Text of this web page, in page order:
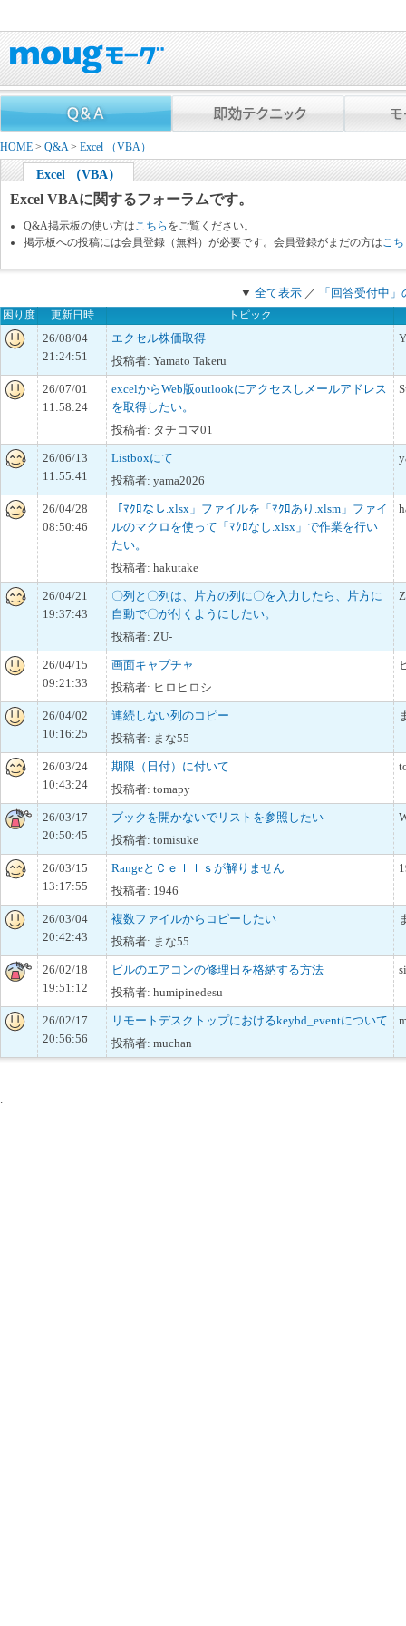
HOME > Q&A> Excel （VBA）
Excel （VBA）
Excel VBAに関するフォーラムです。
Q&A掲示板の使い方は こちら をご覧ください。
掲示板への投稿には会員登録（無料）が必要です。会員登録がまだの方は こ
▼ 全て表示 ／ 「回答受付中
困り度 更新日時 トピック
26/08/04
21:24:51
エクセル株価取得
投稿者: Yamato Takeru
26/07/01
11:58:24
excelからWeb版outlookにアクセスしメールアドレス
を取得したい。
投稿者: タチコマ01
26/06/13
11:55:41
Listboxにて
投稿者: yama2026
26/04/28
08:50:46
「ﾏｸﾛなし.xlsx」ファイルを「ﾏｸﾛあり.xlsm」ファイ
ルのマクロを使って「ﾏｸﾛなし.xlsx」で作業を行い
たい。
投稿者: hakutake
26/04/21
19:37:43
〇列と〇列は、片方の列に〇を入力したら、片方に
自動で〇が付くようにしたい。
投稿者: ZU-
26/04/15
09:21:33
画面キャプチャ
投稿者: ヒロヒロシ
26/04/02
10:16:25
連続しない列のコピー
投稿者: まな55
26/03/24
10:43:24
期限（日付）に付いて
投稿者: tomapy
26/03/17
20:50:45
ブックを開かないでリストを参照したい
投稿者: tomisuke
26/03/15
13:17:55
RangeとＣｅｌｌｓが解りません
投稿者: 1946
26/03/04
20:42:43
複数ファイルからコピーしたい
投稿者: まな55
26/02/18
19:51:12
ビルのエアコンの修理日を格納する方法
投稿者: humipinedesu
26/02/17
20:56:56
リモートデスクトップにおけるkeybd_eventについて
投稿者: muchan